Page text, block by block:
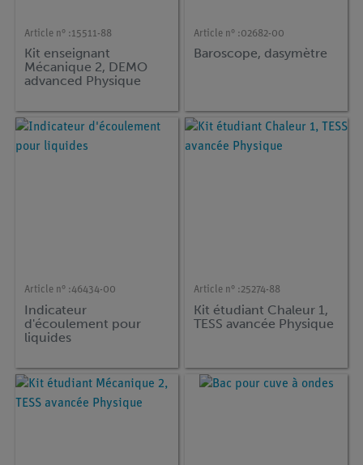
Article n° :15511-88
Kit enseignant
Mécanique 2, DEMO
advanced Physique
Article n° :02682-00
Baroscope, dasymètre
Article n° :46434-00
Indicateur
d'écoulement pour
liquides
Article n° :25274-88
Kit étudiant Chaleur 1,
TESS avancée Physique